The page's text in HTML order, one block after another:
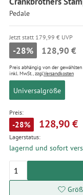
Pedale
Jetzt statt 179,99 € UVP
-28% 128,90 €
Preis abhängig von der gewählten
inkl. MwSt., zzgl.Versandkosten
Universalgröße
Preis:
-28% 128,90 €
Lagerstatus:
lagernd und sofort